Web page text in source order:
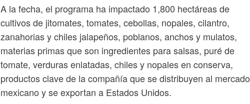
A la fecha, el programa ha impactado 1,800 hectáreas de
cultivos de jitomates, tomates, cebollas, nopales, cilantro,
zanahorias y chiles jalapeños, poblanos, anchos y mulatos,
materias primas que son ingredientes para salsas, puré de
tomate, verduras enlatadas, chiles y nopales en conserva,
productos clave de la compañía que se distribuyen al mercado
mexicano y se exportan a Estados Unidos.